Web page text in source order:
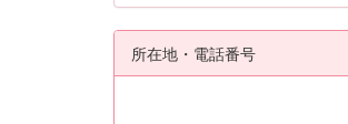
所在地・電話番号